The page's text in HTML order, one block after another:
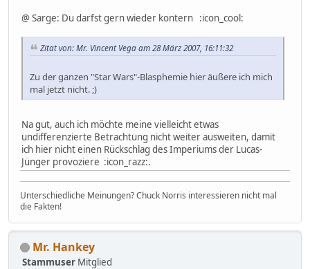
@ Sarge: Du darfst gern wieder kontern :icon_cool:
Zitat von: Mr. Vincent Vega am 28 März 2007, 16:11:32
Zu der ganzen "Star Wars"-Blasphemie hier äußere ich mich
mal jetzt nicht. ;)
Na gut, auch ich möchte meine vielleicht etwas
undifferenzierte Betrachtung nicht weiter ausweiten, damit
ich hier nicht einen Rückschlag des Imperiums der Lucas-
Jünger provoziere :icon_razz:.
Unterschiedliche Meinungen? Chuck Norris interessieren nicht mal
die Fakten!
Mr. Hankey
Stammuser Mitglied